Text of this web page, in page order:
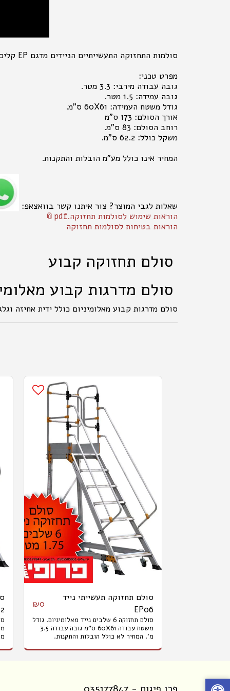
סולמות התחזוקה התעשייתיים הניידים מדגם EP קלים להזזה אך בו זמנית מאפשרים סביבת עבודה בטוחה הודות לגלגלים שננעלים ברגע שמישהו דורך על הסולם.
מפרט טכני:
גובה עבודה מירבי: 3.3 מטר.
גובה עמידה: 1.5 מטר.
גודל משטח העמידה: 60X61 ס"מ.
אורך הסולם: 173 ס"מ
רוחב הסולם: 83 ס"מ.
משקל כולל: 62.2 ס"מ.
המחיר אינו כולל מע"מ הובלות והתקנות.
שאלות לגבי המוצר? צור איתנו קשר בוואצאפ:
הוראות שימוש לסולמות תחזוקה.pdf
הוראות בטיחות לסולמות תחזוקה
סולם תחזוקה קבוע
סולם מדרגות קבוע
סולם מדרגות קבוע מאלומיניום כולל ידית אחיזה
סולם תחזוקה תעשייתי נייד
EP06
₪0
סולם תחזוקה 6 שלבים נייד מאלומיניום. גודל
משטח עבודה 60X61 ס"מ גובה עבודה 3.5
מ'. המחיר לא כולל הובלות והתקנות.